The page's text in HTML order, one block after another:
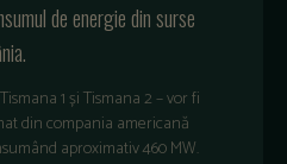
de energie din surse
1 și Tismana 2 – vor fi
din compania americană
aproximativ 460 MW.